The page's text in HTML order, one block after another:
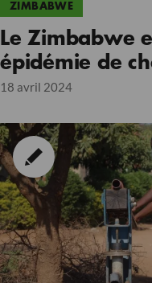
ZIMBABWE
Le Zimbabwe
épidémie de
18 avril 2024